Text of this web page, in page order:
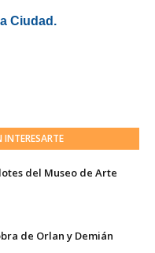
Ciudad.
del Museo de Arte
de Orlan y Demián